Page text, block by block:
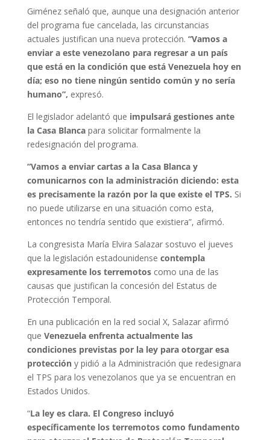
Giménez señaló que, aunque una designación anterior
del programa fue cancelada, las circunstancias
actuales justifican una nueva protección. “Vamos a
enviar a este venezolano para regresar a un país
que está en la condición que está Venezuela hoy en
día; eso no tiene ningún sentido común y no sería
humano”, expresó.
El legislador adelantó que impulsará gestiones ante
la Casa Blancapara solicitar formalmente la
redesignación del programa.
“Vamos a enviar cartas a la Casa Blanca y
comunicarnos con la administración diciendo: esta
es precisamente la razón por la que existe el TPS. Si
no puede utilizarse en una situación como esta,
entonces no tendría sentido que existiera”, afirmó.
La congresista María Elvira Salazar sostuvo el jueves
que la legislación estadounidense contempla
expresamente los terremotoscomo una de las
causas que justifican la concesión del Estatus de
Protección Temporal.
En una publicación en la red social X, Salazar afirmó
que Venezuela enfrenta actualmente las
condiciones previstas por la ley para otorgar esa
proteccióny pidió a la Administración que redesignara
el TPS para los venezolanos que ya se encuentran en
Estados Unidos.
“La ley es clara. El Congreso incluyó
específicamente los terremotos como fundamento